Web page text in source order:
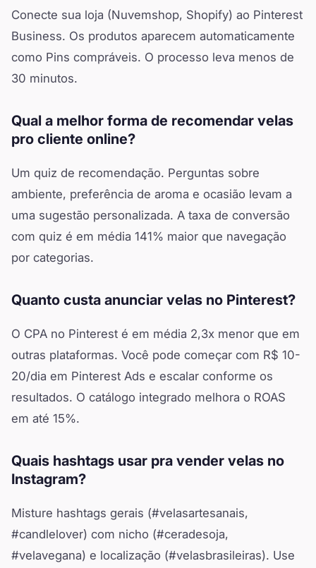
Conecte sua loja (Nuvemshop, Shopify) ao Pinterest
Business. Os produtos aparecem automaticamente
como Pins compráveis. O processo leva menos de
30 minutos.
Qual a melhor forma de recomendar velas
pro cliente online?
Um quiz de recomendação. Perguntas sobre
ambiente, preferência de aroma e ocasião levam a
uma sugestão personalizada. A taxa de conversão
com quiz é em média 141% maior que navegação
por categorias.
Quanto custa anunciar velas no Pinterest?
O CPA no Pinterest é em média 2,3x menor que em
outras plataformas. Você pode começar com R$ 10-
20/dia em Pinterest Ads e escalar conforme os
resultados. O catálogo integrado melhora o ROAS
em até 15%.
Quais hashtags usar pra vender velas no
Instagram?
Misture hashtags gerais (#velasartesanais,
#candlelover) com nicho (#ceradesoja,
#velavegana) e localização (#velasbrasileiras). Use